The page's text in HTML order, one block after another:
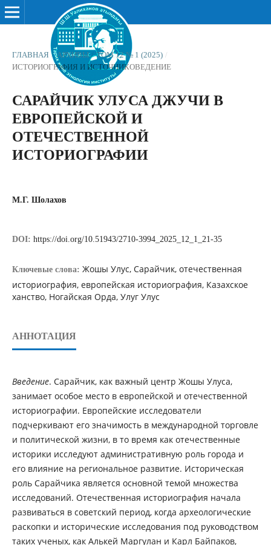
ГЛАВНАЯ / АРХИВЫ / ТОМ 12 № 1 (2025) /
ИСТОРИОГРАФИЯ И ИСТОЧНИКОВЕДЕНИЕ
САРАЙЧИК УЛУСА ДЖУЧИ В
ЕВРОПЕЙСКОЙ И
ОТЕЧЕСТВЕННОЙ
ИСТОРИОГРАФИИ
М.Г. Шолахов
DOI: https://doi.org/10.51943/2710-3994_2025_12_1_21-35
Ключевые слова: Жошы Улус, Сарайчик, отечественная
историография, европейская историография, Казахское
ханство, Ногайская Орда, Улуг Улус
АННОТАЦИЯ
Введение. Сарайчик, как важный центр Жошы Улуса,
занимает особое место в европейской и отечественной
историографии. Европейские исследователи
подчеркивают его значимость в международной торговле
и политической жизни, в то время как отечественные
историки исследуют административную роль города и
его влияние на региональное развитие. Историческая
роль Сарайчика является основной темой множества
исследований. Отечественная историография начала
развиваться в советский период, когда археологические
раскопки и исторические исследования под руководством
таких ученых, как Алькей Маргулан и Карл Байпаков,